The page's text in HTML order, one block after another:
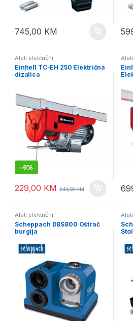
745,00 KM
Alati električni
Einhell TC-EH 250 Električna
dizalica
-6%
229,00 KM 244,00KM
Alati električni
Scheppach DBS800 Oštrač
burgija